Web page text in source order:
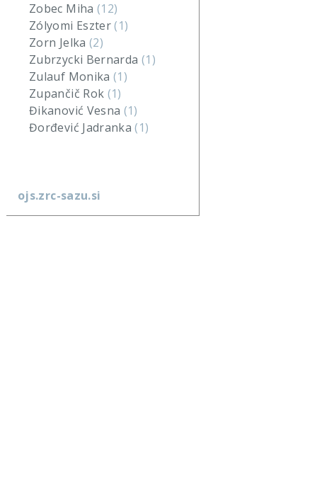
Zobec Miha (12)
Zólyomi Eszter(1)
Zorn Jelka (2)
Zubrzycki Bernarda (1)
Zulauf Monika(1)
Zupančič Rok (1)
Đikanović Vesna (1)
Đorđević Jadranka(1)
ojs.zrc-sazu.si